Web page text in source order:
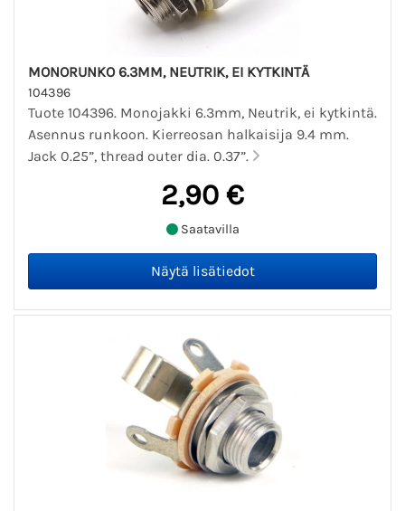
MONORUNKO 6.3MM, NEUTRIK, EI KYTKINTÄ
104396
Tuote 104396. Monojakki 6.3mm, Neutrik, ei kytkintä.
Asennus runkoon. Kierreosan halkaisija 9.4 mm.
Jack 0.25”, thread outer dia. 0.37”.
2,90 €
Saatavilla